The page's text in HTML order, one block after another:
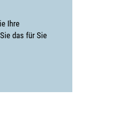
Ihre
das für Sie